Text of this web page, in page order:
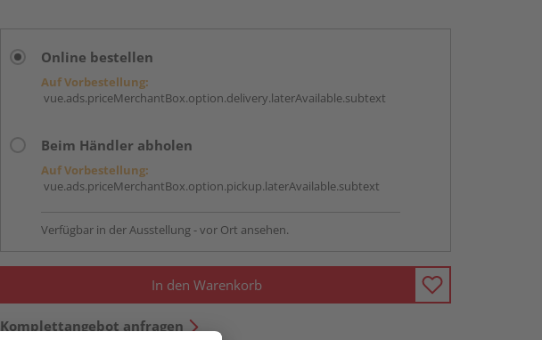
Online bestellen
Auf Vorbestellung:
vue.ads.priceMerchantBox.option.delivery.laterAvailable.subtext
Beim Händler abholen
Auf Vorbestellung:
vue.ads.priceMerchantBox.option.pickup.laterAvailable.subtext
Verfügbar in der Ausstellung - vor Ort ansehen.
In den Warenkorb
Komplettangebot anfragen